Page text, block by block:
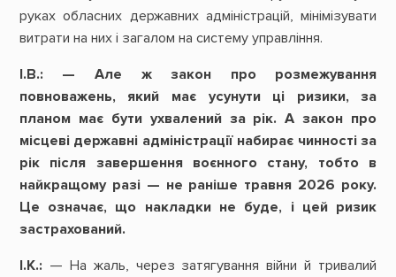
руках обласних державних адміністрацій, мінімізувати
витрати на них і загалом на систему управління.
І.В.:
— Але ж закон про розмежування
повноважень, який має усунути ці ризики, за
планом має бути ухвалений за рік. А закон про
місцеві державні адміністрації набирає чинності за
рік після завершення воєнного стану, тобто в
найкращому разі — не раніше травня 2026 року.
Це означає, що накладки не буде, і цей ризик
застрахований.
І.К.: — На жаль, через затягування війни й тривалий